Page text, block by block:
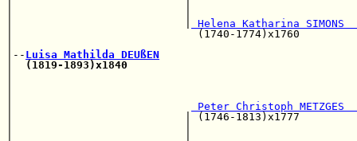
Helena Katharina SIMONS
|                             (1740-
|-- Luisa Mathilda DEUßEN
(1819-1893)x1840
Peter Christoph METZGES
|                           | (1746-